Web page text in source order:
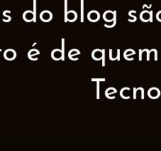
do blog
é de